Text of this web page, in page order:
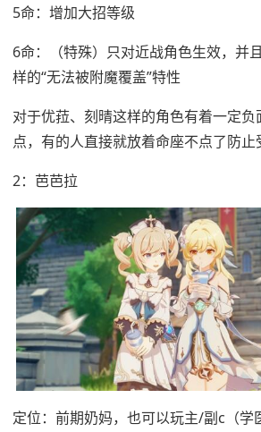
5命：增加大招等级
6命：（特殊）只对近战角色生效，并
样的“无法被附魔覆盖”特性
对于优菈、刻晴这样的角色有着一定
点，有的人直接就放着命座不点了防止
2：芭芭拉
定位：前期奶妈，也可以玩主/副c（学